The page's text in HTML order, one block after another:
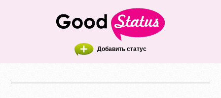
Добавить статус